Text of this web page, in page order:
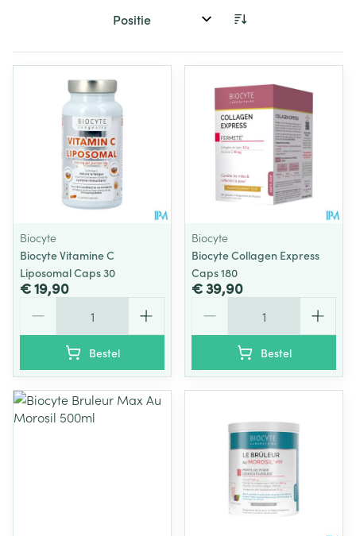
Sorteer op:
Biocyte
Biocyte Vitamine C
Liposomal Caps 30
€ 19,90
Bestel
Biocyte
Biocyte Collagen Express
Caps 180
€ 39,90
Bestel